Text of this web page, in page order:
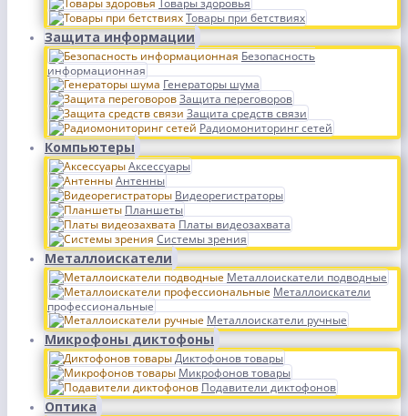
Товары здоровья
Товары при бетствиях
Защита информации
Безопасность
информационная
Генераторы шума
Защита переговоров
Защита средств связи
Радиомониторинг сетей
Компьютеры
Аксессуары
Антенны
Видеорегистраторы
Планшеты
Платы видеозахвата
Системы зрения
Металлоискатели
Металлоискатели подводные
Металлоискатели
профессиональные
Металлоискатели ручные
Микрофоны диктофоны
Диктофонов товары
Микрофонов товары
Подавители диктофонов
Оптика